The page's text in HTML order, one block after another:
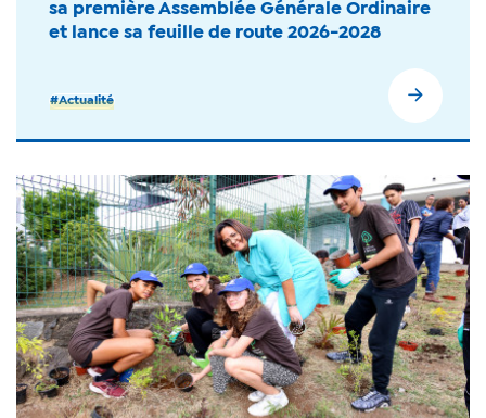
sa première Assemblée Générale Ordinaire
et lance sa feuille de route 2026-2028
#Actualité